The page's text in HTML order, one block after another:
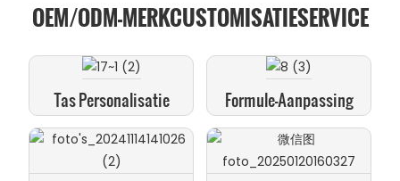
OEM/ODM-MERKCUSTOMISATIESERVICE
Tas Personalisatie Formule-Aanpassing